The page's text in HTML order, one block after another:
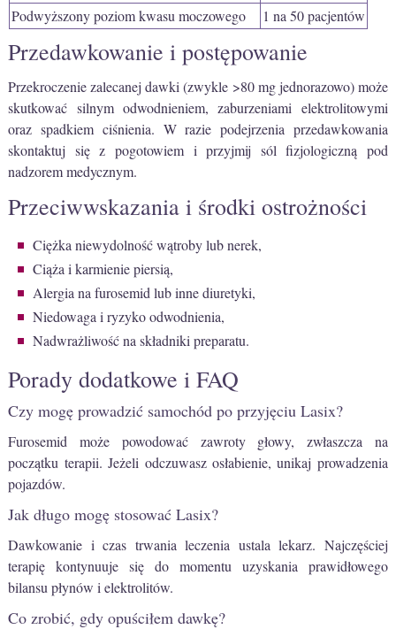
Podwyższony poziom kwasu moczowego
1 na 50 pacjentów
Przedawkowanie i postępowanie
Przekroczenie zalecanej dawki (zwykle >80 mg jednorazowo) może
skutkować silnym odwodnieniem, zaburzeniami elektrolitowymi
oraz spadkiem ciśnienia. W razie podejrzenia przedawkowania
skontaktuj się z pogotowiem i przyjmij sól fizjologiczną pod
nadzorem medycznym.
Przeciwwskazania i środki ostrożności
Ciężka niewydolność wątroby lub nerek,
Ciąża i karmienie piersią,
Alergia na furosemid lub inne diuretyki,
Niedowaga i ryzyko odwodnienia,
Nadwrażliwość na składniki preparatu.
Porady dodatkowe i FAQ
Czy mogę prowadzić samochód po przyjęciu Lasix?
Furosemid może powodować zawroty głowy, zwłaszcza na
początku terapii. Jeżeli odczuwasz osłabienie, unikaj prowadzenia
pojazdów.
Jak długo mogę stosować Lasix?
Dawkowanie i czas trwania leczenia ustala lekarz. Najczęściej
terapię kontynuuje się do momentu uzyskania prawidłowego
bilansu płynów i elektrolitów.
Co zrobić, gdy opuściłem dawkę?